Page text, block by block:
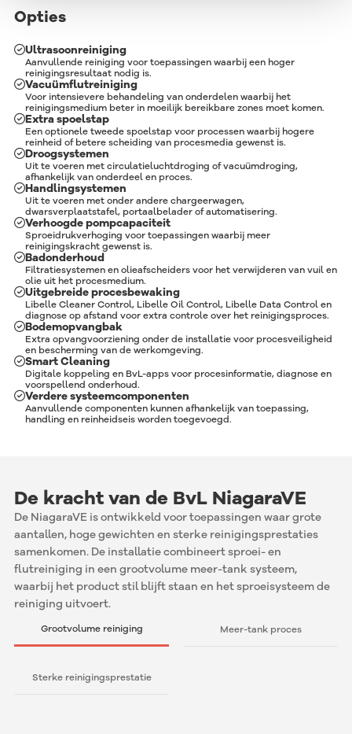
Opties
Ultrasoonreiniging
Aanvullende reiniging voor toepassingen waarbij een hoger
reinigingsresultaat nodig is.
Vacuümflutreiniging
Voor intensievere behandeling van onderdelen waarbij het
reinigingsmedium beter in moeilijk bereikbare zones moet komen.
Extra spoelstap
Een optionele tweede spoelstap voor processen waarbij hogere
reinheid of betere scheiding van procesmedia gewenst is.
Droogsystemen
Uit te voeren met circulatieluchtdroging of vacuümdroging,
afhankelijk van onderdeel en proces.
Handlingsystemen
Uit te voeren met onder andere chargeerwagen,
dwarsverplaatstafel, portaalbelader of automatisering.
Verhoogde pompcapaciteit
Sproeidrukverhoging voor toepassingen waarbij meer
reinigingskracht gewenst is.
Badonderhoud
Filtratiesystemen en olieafscheiders voor het verwijderen van vuil en
olie uit het procesmedium.
Uitgebreide procesbewaking
Libelle Cleaner Control, Libelle Oil Control, Libelle Data Control en
diagnose op afstand voor extra controle over het reinigingsproces.
Bodemopvangbak
Extra opvangvoorziening onder de installatie voor procesveiligheid
en bescherming van de werkomgeving.
Smart Cleaning
Digitale koppeling en BvL-apps voor procesinformatie, diagnose en
voorspellend onderhoud.
Verdere systeemcomponenten
Aanvullende componenten kunnen afhankelijk van toepassing,
handling en reinheidseis worden toegevoegd.
De kracht van de BvL NiagaraVE
De NiagaraVE is ontwikkeld voor toepassingen waar grote
aantallen, hoge gewichten en sterke reinigingsprestaties
samenkomen. De installatie combineert sproei- en
flutreiniging in een grootvolume meer-tank systeem,
waarbij het product stil blijft staan en het sproeisysteem de
reiniging uitvoert.
Grootvolume reiniging Meer-tank proces
Sterke reinigingsprestatie